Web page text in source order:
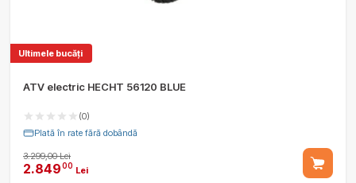
Ultimele bucăți
ATV electric HECHT 56120 BLUE
(0)
Plată în rate fără dobândă
3.299,00 Lei
2.84900 Lei